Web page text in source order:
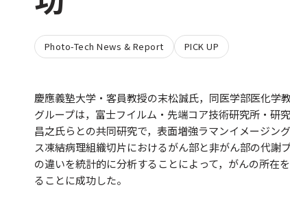
Photo-Tech News & Report PICK UP
慶應義塾大学・客員教授の末松誠氏，同医学部医化学
グループは，富士フイルム・先端コア技術研究所・研
昌之氏らとの共同研究で，表面増強ラマンイメージン
ス凍結病理組織切片におけるがん部と非がん部の代謝
の違いを統計的に分析することによって，がんの所在
ることに成功した。